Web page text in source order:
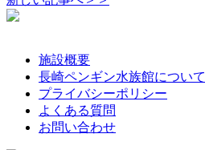
施設概要
長崎ペンギン水族館について
プライバシーポリシー
よくある質問
お問い合わせ